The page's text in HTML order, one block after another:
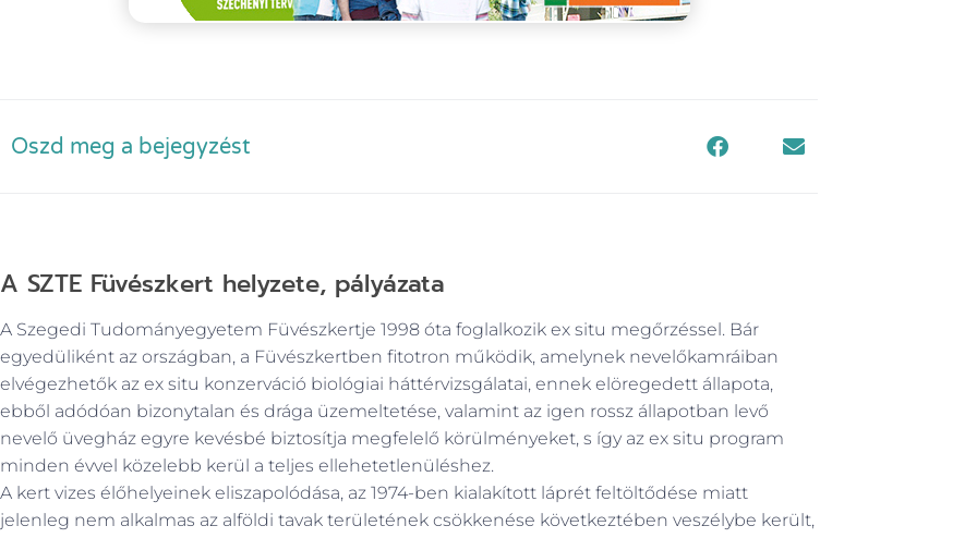
Oszd meg a bejegyzést
A SZTE Füvészkert helyzete, pályázata
A Szegedi Tudományegyetem Füvészkertje 1998 óta foglalkozik ex situ megőrzéssel. Bár
egyedüliként az országban, a Füvészkertben fitotron működik, amelynek nevelőkamráiban
elvégezhetők az ex situ konzerváció biológiai háttérvizsgálatai, ennek elöregedett állapota,
ebből adódóan bizonytalan és drága üzemeltetése, valamint az igen rossz állapotban levő
nevelő üvegház egyre kevésbé biztosítja megfelelő körülményeket, s így az ex situ program
minden évvel közelebb kerül a teljes ellehetetlenüléshez.
A kert vizes élőhelyeinek eliszapolódása, az 1974-ben kialakított láprét feltöltődése miatt
jelenleg nem alkalmas az alföldi tavak területének csökkenése következtében veszélybe került,